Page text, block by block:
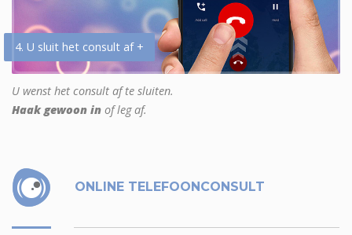
4. U sluit het consult af +
U wenst het consult af te sluiten.
Haak gewoon in of leg af.
ONLINE TELEFOONCONSULT